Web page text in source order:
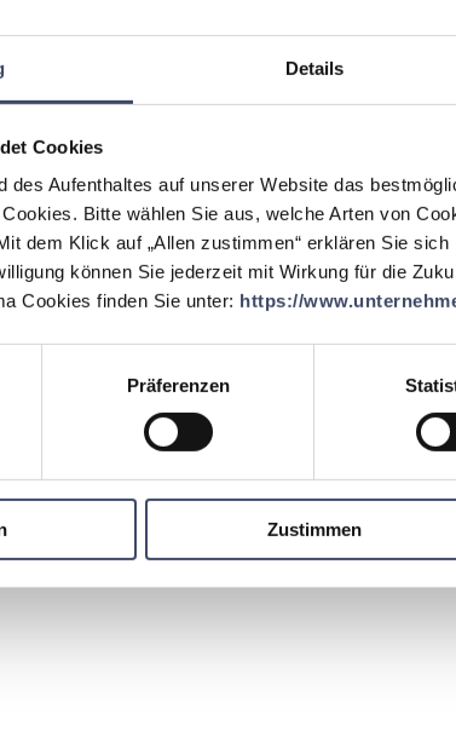
Details
Cookies
des Aufenthaltes auf unserer Website das
Bitte wählen Sie aus, welche Arten von
dem Klick auf „Allen zustimmen“ erklären Sie
können Sie jederzeit mit Wirkung für die
Cookies finden Sie unter: https://
Präferenzen
Zustimmen
ersichtlich.
EINLOGGEN